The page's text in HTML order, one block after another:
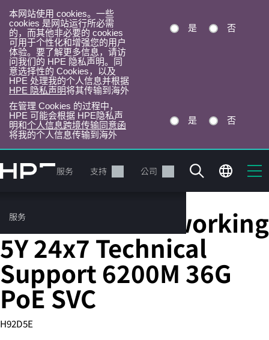
本网站使用 cookies。一些
cookies 是网站运行所必需
的，而其他非必要的 cookies
可用于个性化和增强您的用户
体验。要了解更多信息，请访
问我们的 HPE 隐私声明。同
意选择性的 Cookies，以及
HPE 处理我的个人信息并根据
HPE 隐私声明将其传输到海外
是 否
在管理 Cookies 的过程中，
HPE 可能会根据 HPE隐私声
明和个人信息跨境传输同意函
将我的个人信息传输到海外
是 否
转
到
目
录
产品 服务 支持 公司
服务
HPE Aruba Networking
5Y 24x7 Technical
Support 6200M 36G
PoE SVC
H92D5E